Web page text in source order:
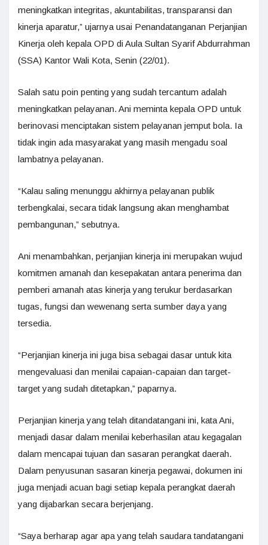
meningkatkan integritas, akuntabilitas, transparansi dan
kinerja aparatur,” ujarnya usai Penandatanganan Perjanjian
Kinerja oleh kepala OPD di Aula Sultan Syarif Abdurrahman
(SSA) Kantor Wali Kota, Senin (22/01).
Salah satu poin penting yang sudah tercantum adalah
meningkatkan pelayanan. Ani meminta kepala OPD untuk
berinovasi menciptakan sistem pelayanan jemput bola. Ia
tidak ingin ada masyarakat yang masih mengadu soal
lambatnya pelayanan.
“Kalau saling menunggu akhirnya pelayanan publik
terbengkalai, secara tidak langsung akan menghambat
pembangunan,” sebutnya.
Ani menambahkan, perjanjian kinerja ini merupakan wujud
komitmen amanah dan kesepakatan antara penerima dan
pemberi amanah atas kinerja yang terukur berdasarkan
tugas, fungsi dan wewenang serta sumber daya yang
tersedia.
“Perjanjian kinerja ini juga bisa sebagai dasar untuk kita
mengevaluasi dan menilai capaian-capaian dan target-
target yang sudah ditetapkan,” paparnya.
Perjanjian kinerja yang telah ditandatangani ini, kata Ani,
menjadi dasar dalam menilai keberhasilan atau kegagalan
dalam mencapai tujuan dan sasaran perangkat daerah.
Dalam penyusunan sasaran kinerja pegawai, dokumen ini
juga menjadi acuan bagi setiap kepala perangkat daerah
yang dijabarkan secara berjenjang.
“Saya berharap agar apa yang telah saudara tandatangani